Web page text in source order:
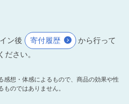
ン後 寄付履歴
から行って
ください。
想・体感によるもので、商品の効果や性
ものではありません。